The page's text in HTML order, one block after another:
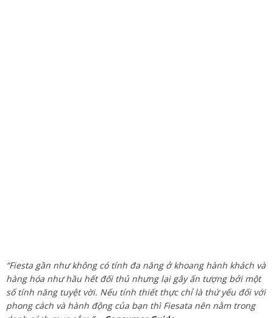
“Fiesta gần như không có tính đa năng ở khoang hành khách và
hàng hóa như hầu hết đối thủ nhưng lại gây ấn tượng bởi một
số tính năng tuyệt vời. Nếu tính thiết thực chỉ là thứ yếu đối với
phong cách và hành động của bạn thì Fiesata nên nằm trong